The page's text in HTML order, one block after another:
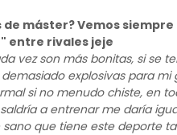
de máster? Vemos
entre rivales jeje
vez son más bonitas, si se
explosivas para
si no menudo chiste, en
a entrenar me daría
que tiene este deporte